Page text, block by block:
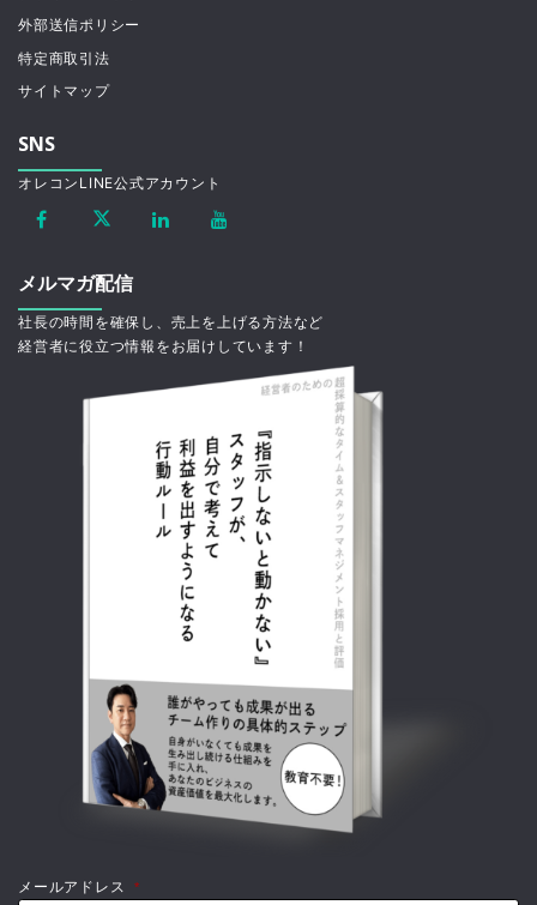
外部送信ポリシー
特定商取引法
サイトマップ
SNS
オレコンLINE公式アカウント
メルマガ配信
社長の時間を確保し、売上を上げる方法など
経営者に役立つ情報をお届けしています！
メールアドレス *